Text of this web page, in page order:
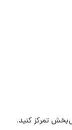
تمرکز کنید.